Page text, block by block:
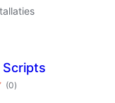
Scripts
(0totaal
waarderingen
)